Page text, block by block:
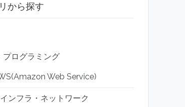
から探す
プログラミング
Web Service)
ンフラ・ネットワーク